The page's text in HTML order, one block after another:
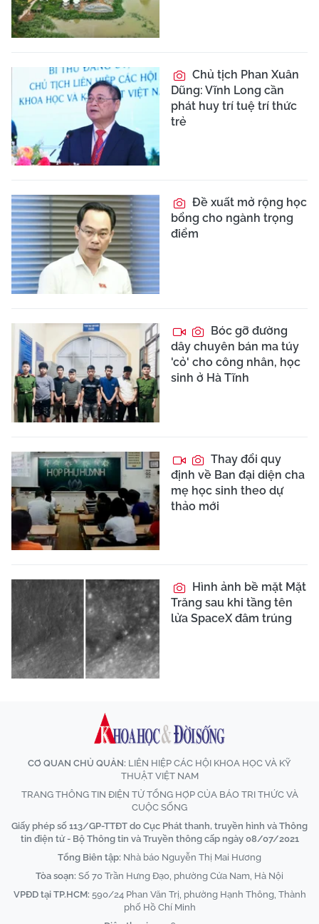
Chủ tịch Phan Xuân
Dũng: Vĩnh Long cần
phát huy trí tuệ trí thức
trẻ
Đề xuất mở rộng học
bổng cho ngành trọng
điểm
Bóc gỡ đường
dây chuyên bán ma túy
'cỏ' cho công nhân, học
sinh ở Hà Tĩnh
Thay đổi quy
định về Ban đại diện cha
mẹ học sinh theo dự
thảo mới
Hình ảnh bề mặt Mặt
Trăng sau khi tầng tên
lửa SpaceX đâm trúng
CƠ QUAN CHỦ QUẢN: LIÊN HIỆP CÁC HỘI KHOA HỌC VÀ KỸ
THUẬT VIỆT NAM
TRANG THÔNG TIN ĐIỆN TỬ TỔNG HỢP CỦA BÁO TRI THỨC VÀ
CUỘC SỐNG
Giấy phép số 113/GP-TTĐT do Cục Phát thanh, truyền hình và Thông
tin điện tử - Bộ Thông tin và Truyền thông cấp ngày 08/07/2021
Tổng Biên tập: Nhà báo Nguyễn Thị Mai Hương
Tòa soạn: Số 70 Trần Hưng Đạo, phường Cửa Nam, Hà Nội
VPĐD tại TP.HCM: 590/24 Phan Văn Trị, phường Hạnh Thông, Thành
phố Hồ Chí Minh